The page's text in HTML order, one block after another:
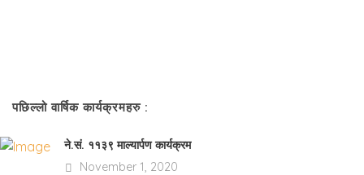
पछिल्लो वार्षिक कार्यक्रमहरु :
ने.सं. ११३९ माल्यार्पण कार्यक्रम
November 1, 2020